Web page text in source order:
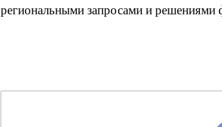
региональными запросами и решениями